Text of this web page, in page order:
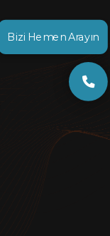
Bizi Hemen Arayın